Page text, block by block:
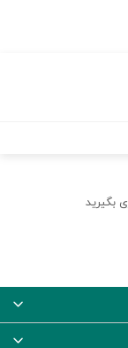
بگیرید